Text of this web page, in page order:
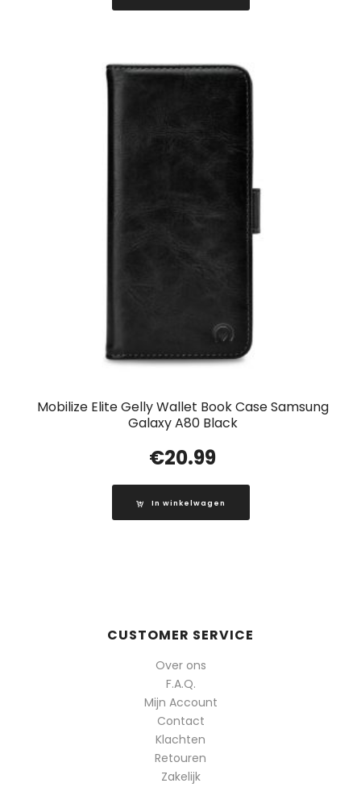
Mobilize Elite Gelly Wallet Book Case Samsung
Galaxy A80 Black
€20.99
In winkelwagen
CUSTOMER SERVICE
Over ons
F.A.Q.
Mijn Account
Contact
Klachten
Retouren
Zakelijk